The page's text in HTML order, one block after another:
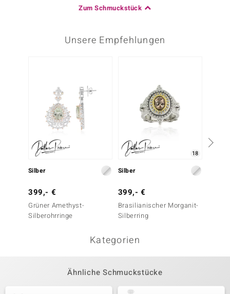
Zum Schmuckstück
Unsere Empfehlungen
Silber
399,- €
Grüner Amethyst-
Silberohrringe
18
Silber
399,- €
Brasilianischer Morganit-
Silberring
Kategorien
Ähnliche Schmuckstücke